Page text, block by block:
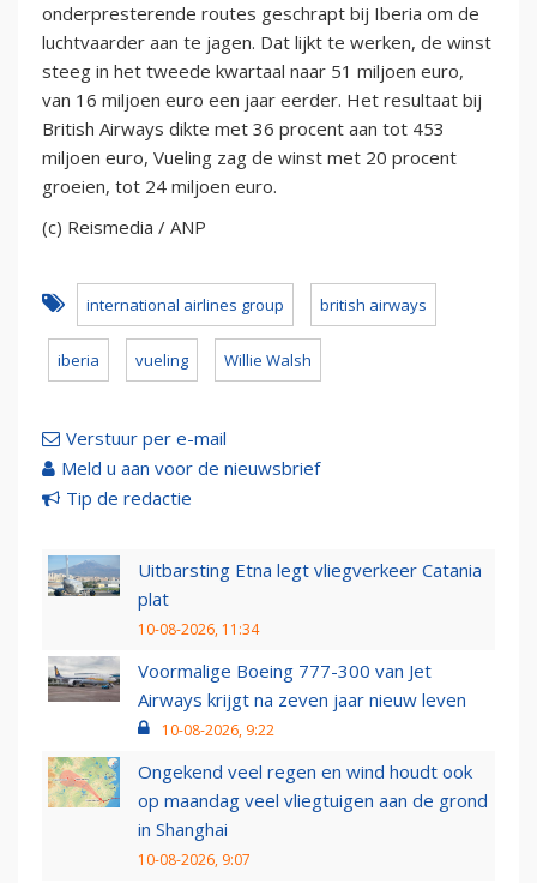
onderpresterende routes geschrapt bij Iberia om de
luchtvaarder aan te jagen. Dat lijkt te werken, de winst
steeg in het tweede kwartaal naar 51 miljoen euro,
van 16 miljoen euro een jaar eerder. Het resultaat bij
British Airways dikte met 36 procent aan tot 453
miljoen euro, Vueling zag de winst met 20 procent
groeien, tot 24 miljoen euro.
(c) Reismedia / ANP
international airlines group british airways
iberia vueling Willie Walsh
Verstuur per e-mail
Meld u aan voor de nieuwsbrief
Tip de redactie
Uitbarsting Etna legt vliegverkeer Catania
plat
10-08-2026, 11:34
Voormalige Boeing 777-300 van Jet
Airways krijgt na zeven jaar nieuw leven
10-08-2026, 9:22
Ongekend veel regen en wind houdt ook
op maandag veel vliegtuigen aan de grond
in Shanghai
10-08-2026, 9:07